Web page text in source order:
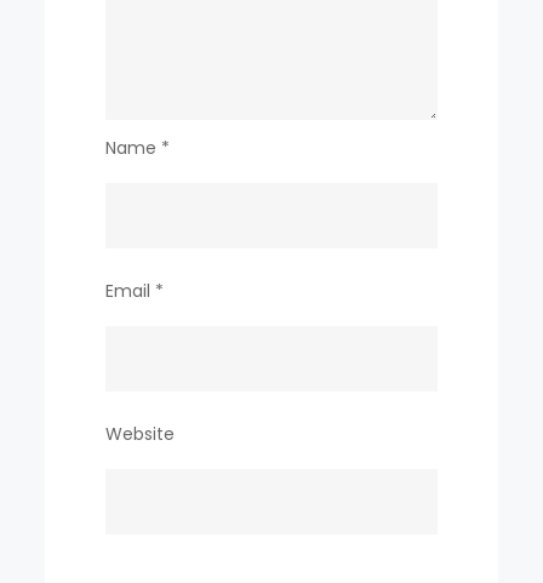
Name *
Email *
Website